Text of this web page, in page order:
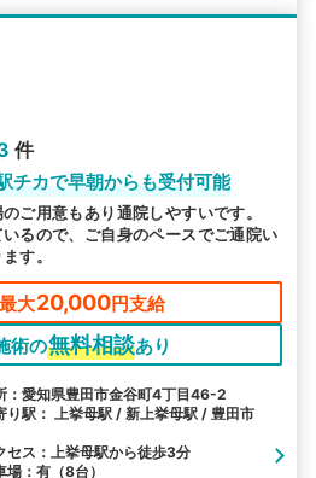
件
チカで早朝からも受付可能
ご用意もあり通院しやすいです。
るので、ご自身のペースでご通院い
す。
大20,000円支給
術の無料相談あり
：愛知県豊田市金谷町4丁目46-2
り駅： 上挙母駅 / 新上挙母駅 / 豊田市
セス：上挙母駅から徒歩3分
場：有（8台）